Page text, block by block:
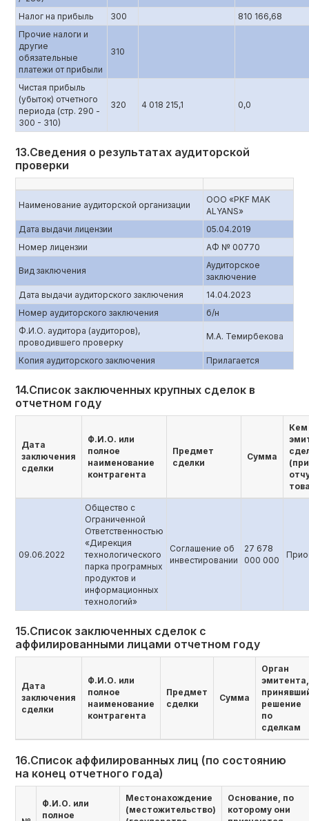
Налог на прибыль 300
810 166,68
Прочие налоги и
другие
обязательные
платежи от прибыли
310
Чистая прибыль
(убыток) отчетного
периода (стр. 290 -
300 - 310)
320 4 018 215,1 0,0
13.Сведения о результатах аудиторской
проверки
Наименование аудиторской организации
ООО «PKF MAK
ALYANS»
Дата выдачи лицензии
05.04.2019
Номер лицензии
АФ № 00770
Вид заключения
Аудиторское
заключение
Дата выдачи аудиторского заключения
14.04.2023
Номер аудиторского заключения
б/н
Ф.И.О. аудитора (аудиторов),
проводившего проверку
М.А. Темирбекова
Копия аудиторского заключения Прилагается
14.Список заключенных крупных сделок в
отчетном году
Дата
заключения
сделки
Ф.И.О. или
полное
наименование
контрагента
Предмет
сделки
Сумма
Кем
09.06.2022
Общество с
Ограниченной
Ответственностью
«Дирекция
технологического
парка програмных
продуктов и
информационных
технологий»
Соглашение об
инвестировании
27 678
000 000
15.Список заключенных сделок с
аффилированными лицами отчетном году
Дата
заключения
сделки
Ф.И.О. или
полное
наименование
контрагента
Предмет
сделки
Сумма
Орган
эмитента,
решение
по
сделкам
16.Список аффилированных лиц (по состоянию
на конец отчетного года)
Ф.И.О. или
полное
Местонахождение
(местожительство)
Основание, по
которому они